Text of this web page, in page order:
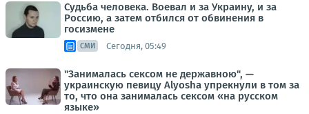
Судьба человека. Воевал и за Украину, и за
Россию, а затем отбился от обвинения в
госизмене
СМИ Сегодня, 05:49
"Занималась сексом не державною", —
украинскую певицу Alyosha упрекнули в том за
то, что она занималась сексом «на русском
языке»